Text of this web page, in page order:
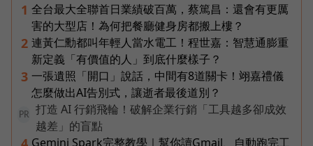
1 全台最大全聯首日業績破百萬，蔡篤昌：還會有更厲
害的大型店！為何把餐廳健身房都搬上樓？
2 連黃仁勳都叫年輕人當水電工！程世嘉：智慧通膨重
新定義「有價值的人」到底什麼樣子？
3 一張遺照「開口」說話，中間有8道關卡！翊嘉禮儀
怎麼做出AI告別式，讓逝者最後道別？
PR
打造 AI 行銷飛輪！破解企業行銷「工具越多卻成效
越差」的盲點
Gemini Spark完整教學｜幫你讀Gmail、自動跑完工